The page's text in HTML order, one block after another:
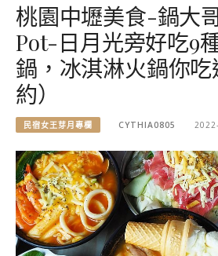
桃園中壢美食-鍋大
Pot-日月光旁好吃9
鍋，冰淇淋火鍋你
約）
民宿女王芽月專欄 CYTHIA0805